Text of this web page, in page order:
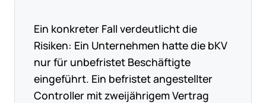
Ein konkreter Fall verdeutlicht die
Risiken: Ein Unternehmen hatte die bKV
nur für unbefristet Beschäftigte
eingeführt. Ein befristet angestellter
Controller mit zweijährigem Vertrag